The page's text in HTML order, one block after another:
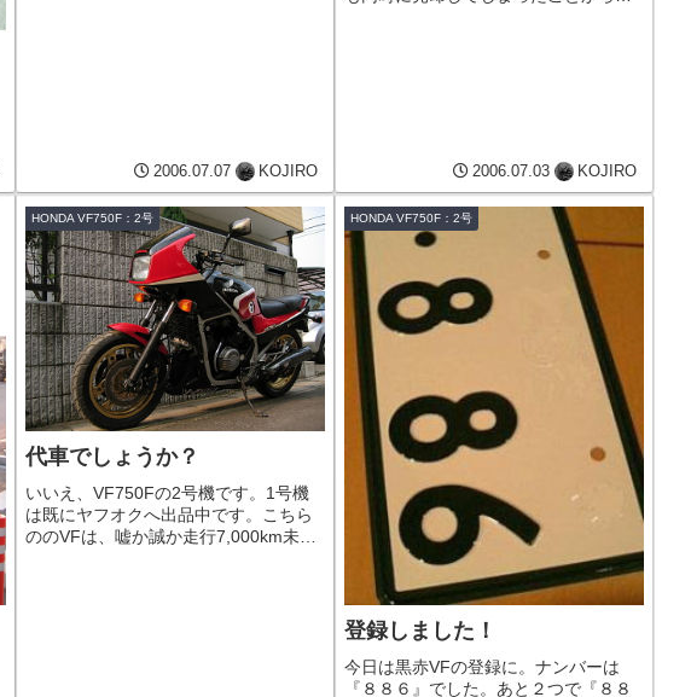
2006.07.07 KOJIRO 2006.07.03 KOJIRO
HONDA VF750F：2号
代車でしょうか？
いいえ、VF750Fの2号機です。1号機
は既にヤフオクへ出品中です。こちら
ののVFは、嘘か誠か走行7,000km未
HONDA VF750F：2号
登録しました！
今日は黒赤VFの登録に。ナンバーは
『８８６』でした。あと２つで『８８